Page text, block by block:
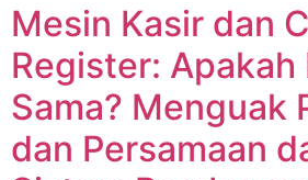
Mesin Kasir dan
Register: Apakah
Sama? Menguak
dan Persamaan